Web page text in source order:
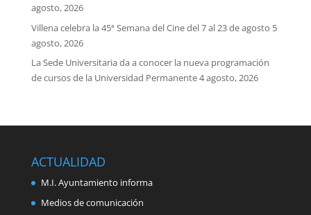
agosto, 2026
Villena celebra la 45ª Semana del Cine del 7 al 23 de agosto 5
agosto, 2026
La Sede Universitaria da a conocer la nueva programación
de cursos de la Universidad Permanente4 agosto, 2026
ACTUALIDAD
M.I. Ayuntamiento informa
Medios de comunicación